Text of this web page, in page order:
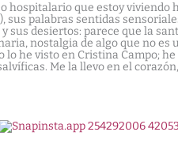
que estoy viviendo
palabras sentidas
desiertos: parece que la
nostalgia de algo que no es
he visto en Cristina Campo;
Me la llevo en el